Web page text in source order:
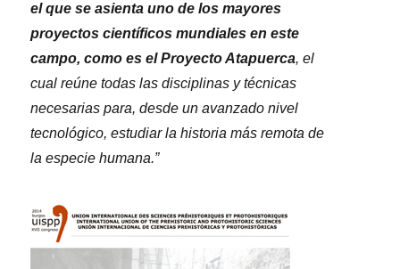
el que se asienta uno de los mayores
proyectos científicos mundiales en este
campo, como es el Proyecto Atapuerca, el
cual reúne todas las disciplinas y técnicas
necesarias para, desde un avanzado nivel
tecnológico, estudiar la historia más remota de
la especie humana.”